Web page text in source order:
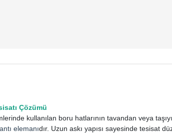
Çözümü
kullanılan boru hatlarının tavandan veya
elemanıdır. Uzun askı yapısı sayesinde tesisat